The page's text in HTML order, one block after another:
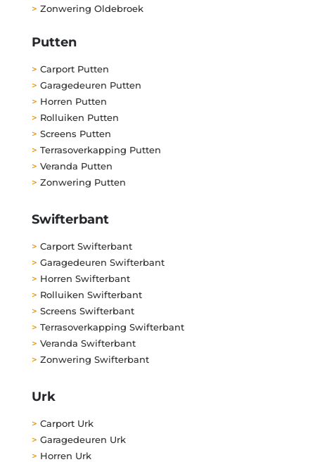
> Zonwering Oldebroek
Putten
> Carport Putten
> Garagedeuren Putten
> Horren Putten
> Rolluiken Putten
> Screens Putten
> Terrasoverkapping Putten
> Veranda Putten
> Zonwering Putten
Swifterbant
> Carport Swifterbant
> Garagedeuren Swifterbant
> Horren Swifterbant
> Rolluiken Swifterbant
> Screens Swifterbant
> Terrasoverkapping Swifterbant
> Veranda Swifterbant
> Zonwering Swifterbant
Urk
> Carport Urk
> Garagedeuren Urk
> Horren Urk